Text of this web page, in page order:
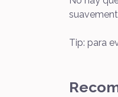
Tip: para